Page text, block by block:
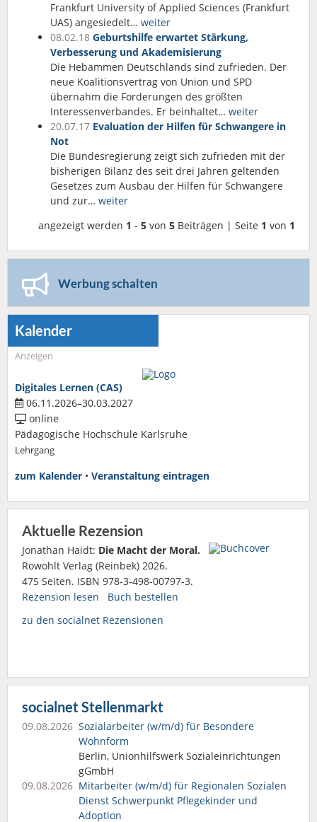
Frankfurt University of Applied Sciences (Frankfurt
UAS) angesiedelt… weiter
08.02.18 Geburtshilfe erwartet Stärkung,
Verbesserung und Akademisierung
Die Hebammen Deutschlands sind zufrieden. Der
neue Koalitionsvertrag von Union und SPD
übernahm die Forderungen des größten
Interessenverbandes. Er beinhaltet… weiter
20.07.17 Evaluation der Hilfen für Schwangere in
Not
Die Bundesregierung zeigt sich zufrieden mit der
bisherigen Bilanz des seit drei Jahren geltenden
Gesetzes zum Ausbau der Hilfen für Schwangere
und zur… weiter
angezeigt werden 1 - 5 von 5 Beiträgen | Seite 1 von 1
Werbung schalten
Kalender
Anzeigen
Digitales Lernen (CAS)
06.11.2026–30.03.2027
online
Pädagogische Hochschule Karlsruhe
Lehrgang
zum Kalender • Veranstaltung eintragen
Aktuelle Rezension
Jonathan Haidt: Die Macht der Moral.
Rowohlt Verlag (Reinbek) 2026.
475 Seiten. ISBN 978-3-498-00797-3.
Rezension lesen
Buch bestellen
zu den socialnet Rezensionen
socialnet Stellenmarkt
09.08.2026 Sozialarbeiter (w/m/d) für Besondere
Wohnform
Berlin, Unionhilfswerk Sozialeinrichtungen
gGmbH
09.08.2026 Mitarbeiter (w/m/d) für Regionalen Sozialen
Dienst Schwerpunkt Pflegekinder und
Adoption